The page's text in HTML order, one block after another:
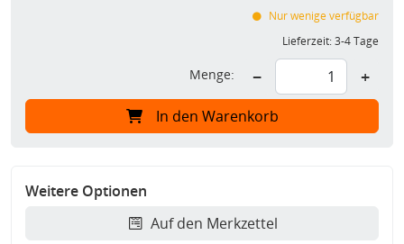
Nur wenige verfügbar
Lieferzeit:3-4 Tage
Menge: − +
In den Warenkorb
Weitere Optionen
Auf den Merkzettel